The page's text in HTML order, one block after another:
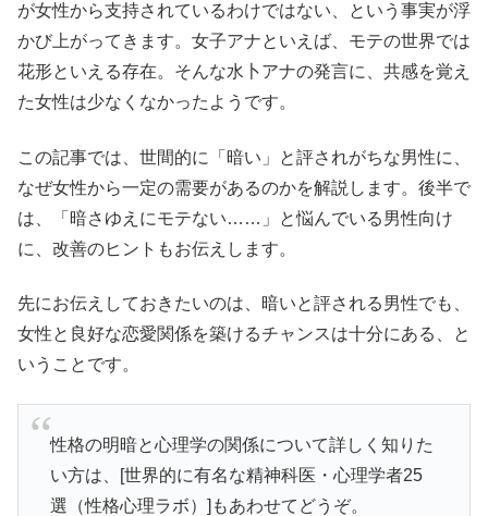
が女性から支持されているわけではない、という事実が浮
かび上がってきます。女子アナといえば、モテの世界では
花形といえる存在。そんな水卜アナの発言に、共感を覚え
た女性は少なくなかったようです。
この記事では、世間的に「暗い」と評されがちな男性に、
なぜ女性から一定の需要があるのかを解説します。後半で
は、「暗さゆえにモテない……」と悩んでいる男性向け
に、改善のヒントもお伝えします。
先にお伝えしておきたいのは、暗いと評される男性でも、
女性と良好な恋愛関係を築けるチャンスは十分にある、と
いうことです。
性格の明暗と心理学の関係について詳しく知りた
い方は、[世界的に有名な精神科医・心理学者25
選（性格心理ラボ）]もあわせてどうぞ。